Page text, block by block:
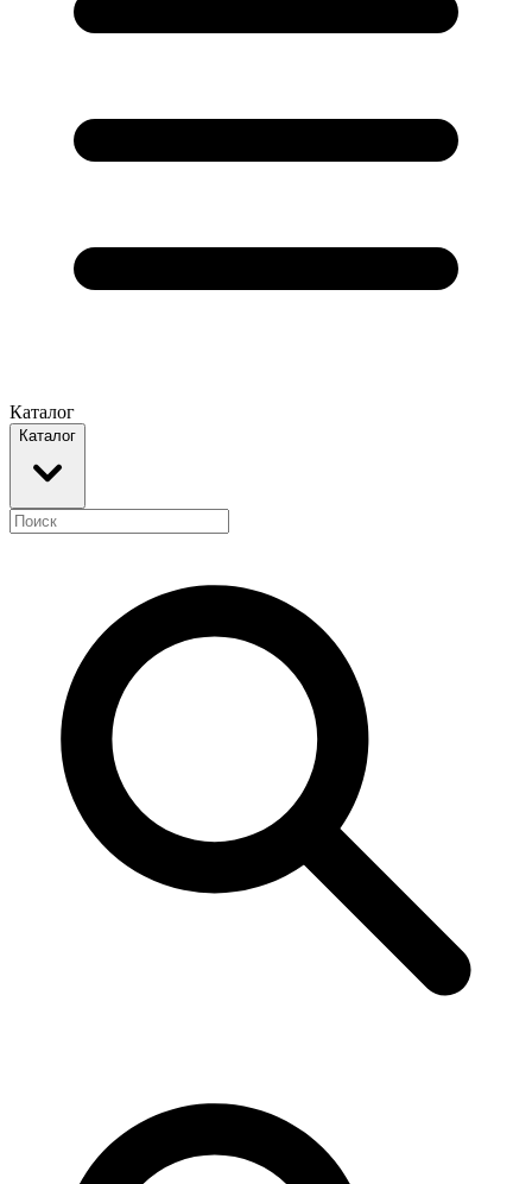
Каталог
Каталог